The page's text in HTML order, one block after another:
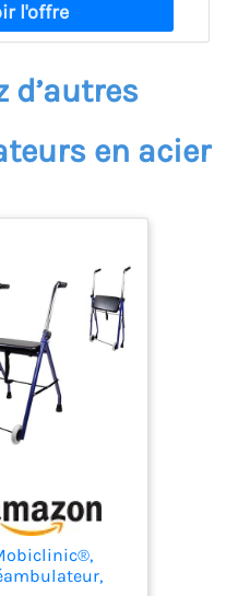
d’autres
en acier